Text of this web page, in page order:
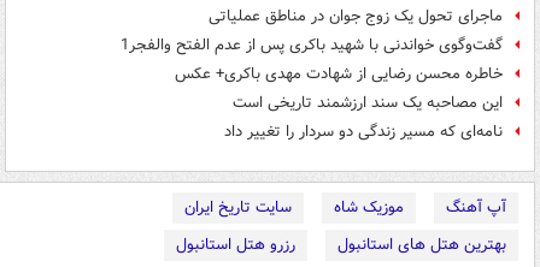
ماجرای تحول یک زوج جوان در مناطق عملیاتی
گفت‌و‌گوی خواندنی با شهید باکری پس از عدم الفتح والفجر1
خاطره محسن رضایی از شهادت مهدی باکری+ عکس
این مصاحبه یک سند ارزشمند تاریخی است
نامه‌ای که مسیر زندگی دو سردار را تغییر داد
آپ آهنگ موزیک شاه
سایت تاریخ ایران
بهترین هتل های استانبول
رزرو هتل استانبول